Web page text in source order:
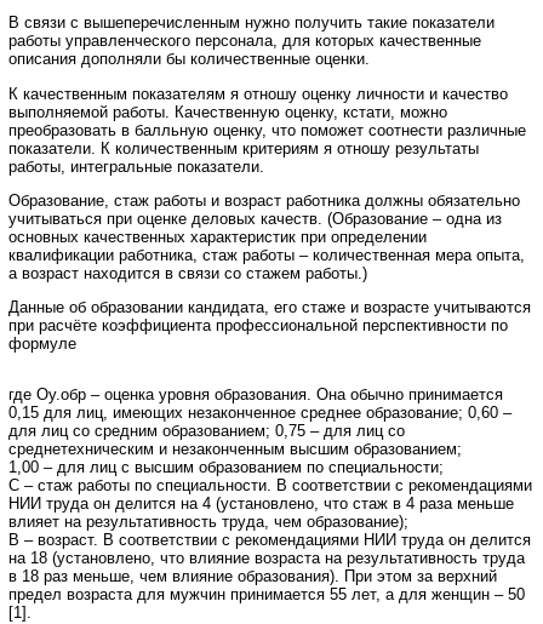
В связи с вышеперечисленным нужно получить такие показатели
работы управленческого персонала, для которых качественные
описания дополняли бы количественные оценки.
К качественным показателям я отношу оценку личности и качество
выполняемой работы. Качественную оценку, кстати, можно
преобразовать в балльную оценку, что поможет соотнести различные
показатели. К количественным критериям я отношу результаты
работы, интегральные показатели.
Образование, стаж работы и возраст работника должны обязательно
учитываться при оценке деловых качеств. (Образование – одна из
основных качественных характеристик при определении
квалификации работника, стаж работы – количественная мера опыта,
а возраст находится в связи со стажем работы.)
Данные об образовании кандидата, его стаже и возрасте учитываются
при расчёте коэффициента профессиональной перспективности по
формуле
где Оу.обр – оценка уровня образования. Она обычно принимается
0,15 для лиц, имеющих незаконченное среднее образование; 0,60 –
для лиц со средним образованием; 0,75 – для лиц со
среднетехническим и незаконченным высшим образованием;
1,00 – для лиц с высшим образованием по специальности;
С – стаж работы по специальности. В соответствии с рекомендациями
НИИ труда он делится на 4 (установлено, что стаж в 4 раза меньше
влияет на результативность труда, чем образование);
В – возраст. В соответствии с рекомендациями НИИ труда он делится
на 18 (установлено, что влияние возраста на результативность труда
в 18 раз меньше, чем влияние образования). При этом за верхний
предел возраста для мужчин принимается 55 лет, а для женщин – 50
[1].